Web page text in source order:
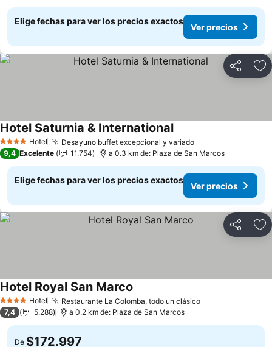
Elige fechas para ver los precios exactos
Ver precios
Compartir
4 EstrellasHotel Desayuno buffet excepcional y variado
Hotel Saturnia & International
9,4 Excelente 11.754 a 0.3 km de: Plaza de San Marcos
Elige fechas para ver los precios exactos
Ver precios
Compartir
4 EstrellasHotel Restaurante La Colomba, todo un clásico
Hotel Royal San Marco
7,4 5.288 a 0.2 km de: Plaza de San Marcos
De $172.997